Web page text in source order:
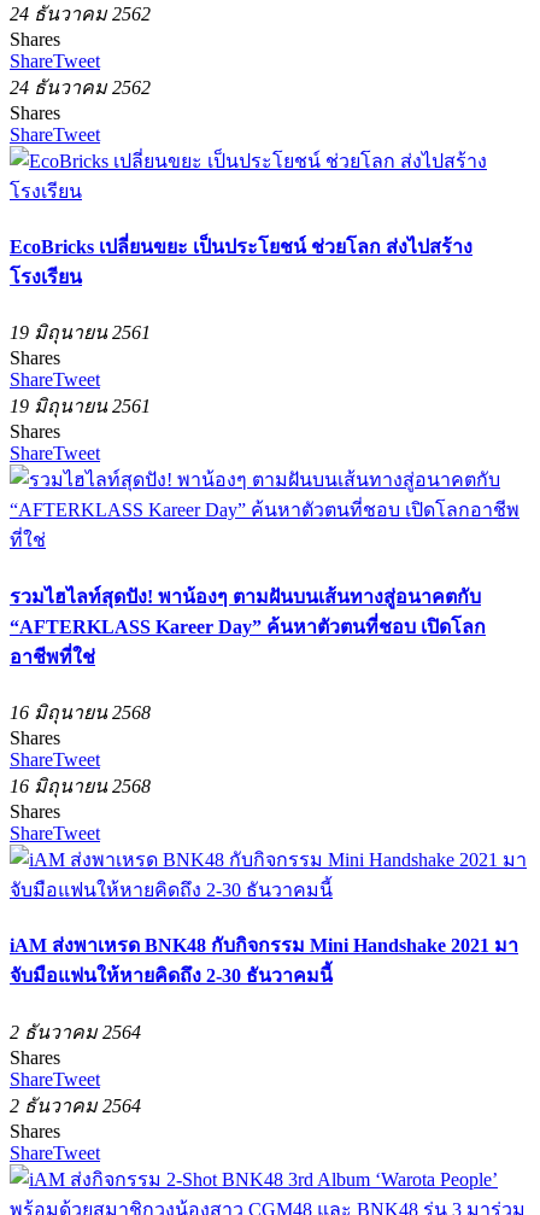
24 ธันวาคม 2562
Shares
ShareTweet
24 ธันวาคม 2562
Shares
ShareTweet
EcoBricks เปลี่ยนขยะ เป็นประโยชน์ ช่วยโลก ส่งไปสร้าง
โรงเรียน
19 มิถุนายน 2561
Shares
ShareTweet
19 มิถุนายน 2561
Shares
ShareTweet
รวมไฮไลท์สุดปัง! พาน้องๆ ตามฝันบนเส้นทางสู่อนาคตกับ
“AFTERKLASS Kareer Day” ค้นหาตัวตนที่ชอบ เปิดโลก
อาชีพที่ใช่
16 มิถุนายน 2568
Shares
ShareTweet
16 มิถุนายน 2568
Shares
ShareTweet
iAM ส่งพาเหรด BNK48 กับกิจกรรม Mini Handshake 2021 มา
จับมือแฟนให้หายคิดถึง 2-30 ธันวาคมนี้
2 ธันวาคม 2564
Shares
ShareTweet
2 ธันวาคม 2564
Shares
ShareTweet